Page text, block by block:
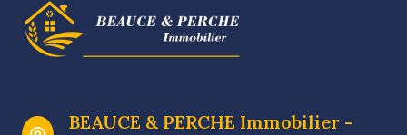
BEAUCE & PERCHE Immobilier -